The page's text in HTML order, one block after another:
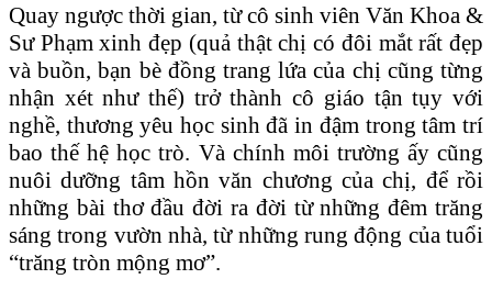
Quay ngược thời gian, từ cô sinh viên Văn Khoa &
Sư Phạm xinh đẹp (quả thật chị có đôi mắt rất đẹp
và buồn, bạn bè đồng trang lứa của chị cũng từng
nhận xét như thế) trở thành cô giáo tận tụy với
nghề, thương yêu học sinh đã in đậm trong tâm trí
bao thế hệ học trò. Và chính môi trường ấy cũng
nuôi dưỡng tâm hồn văn chương của chị, để rồi
những bài thơ đầu đời ra đời từ những đêm trăng
sáng trong vườn nhà, từ những rung động của tuổi
“trăng tròn mộng mơ”.